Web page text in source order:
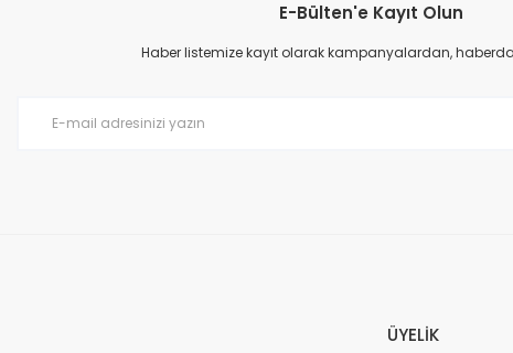
Ürün resmi kalitesiz, bozuk veya görüntülenemiyor.
Ürün açıklamasında eksik bilgiler bulunuyor.
E-Bülten'e Kayıt Olun
Haber listemize kayıt olarak kampanyalardan,
ÜYELİK